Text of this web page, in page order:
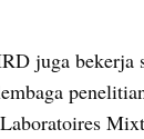
juga bekerja